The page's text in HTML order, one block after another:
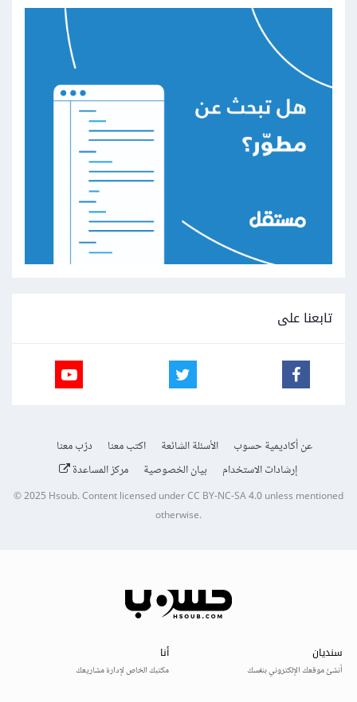
تابعنا على
عن أكاديمية حسوب الأسئلة الشائعة اكتب معنا
درّب معنا
إرشادات الاستخدام
بيان الخصوصية مركز المساعدة
© 2025Hsoub.Content licensed underCC BY-NC-SA 4.0unless mentioned
otherwise.